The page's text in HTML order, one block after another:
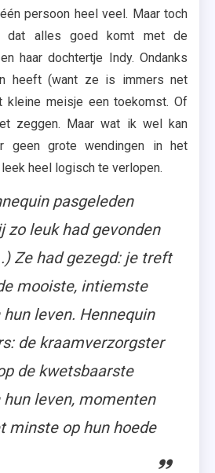
persoon heel veel. Maar toch
dat alles goed komt met de
haar dochtertje Indy. Ondanks
heeft (want ze is immers net
kleine meisje een toekomst. Of
zeggen. Maar wat ik wel kan
geen grote wendingen in het
heel logisch te verlopen.
pasgeleden
zo leuk had gevonden
Ze had gezegd: je treft
mooiste, intiemste
leven. Hennequin
de kraamverzorgster
de kwetsbaarste
leven, momenten
minste op hun hoede